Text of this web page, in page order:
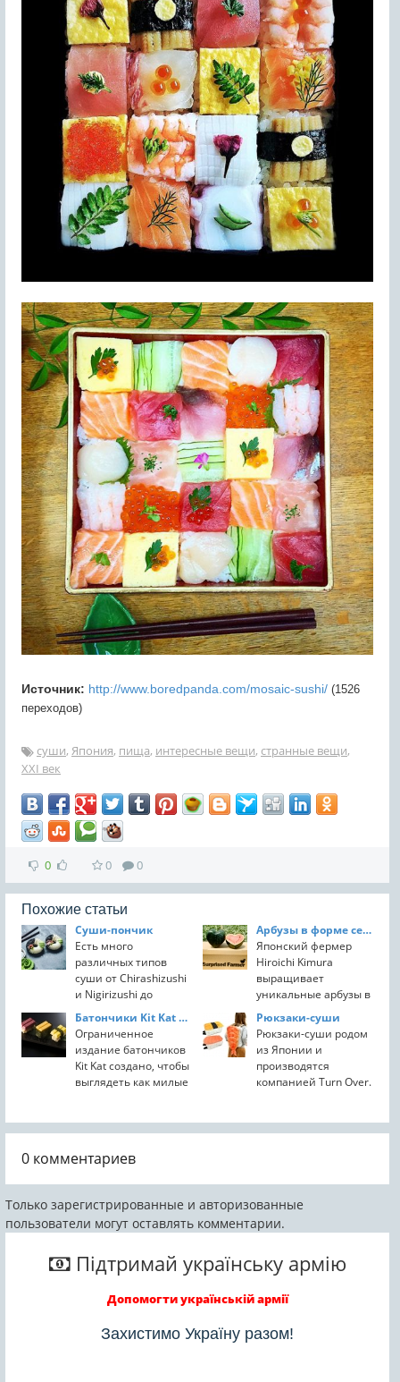
Источник: http://www.boredpanda.com/mosaic-sushi/ (1526
переходов)
суши, Япония, пища, интересные вещи, странные вещи,
XXI век
0 0 0
Похожие статьи
Суши-пончик
Есть много
различных типов
суши от Chirashizushi
и Nigirizushi до
Oshizushi и Inarizushi.
Но никогда не было
суши-пончик. Не
было до сих пор.
Арбузы в форме сердца
Японский фермер
Hiroichi Kimura
выращивает
уникальные арбузы в
форме сердца.
Пластиковые формы
превращают арбузы в
совершенные
сердца. Они не
только хорошо
Батончики Kit Kat в виде суши
Ограниченное
издание батончиков
Kit Kat создано, чтобы
выглядеть как милые
Токио, Япония будут
Sushi с рисом на
Рюкзаки-суши
Рюкзаки-суши родом
из Японии и
производятся
компанией Turn Over.
(тамагояки, лосось и
0 комментариев
Только зарегистрированные и авторизованные
пользователи могут оставлять комментарии.
Підтримай українську армію
Допомогти українській армії
Захистимо Україну разом!